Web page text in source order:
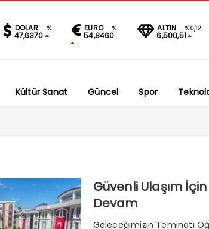
DOLAR %
47,6370
EURO %
54,8460
ALTIN %0,12
6,500,51
Kültür Sanat Güncel Spor
Güvenli Ulaşım
Devam
Geleceğimizin Teminatı